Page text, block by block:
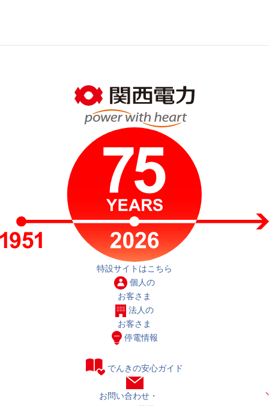
特設サイトはこちら
個人の
お客さま
法人の
お客さま
停電情報
でんきの安心ガイド
お問い合わせ・